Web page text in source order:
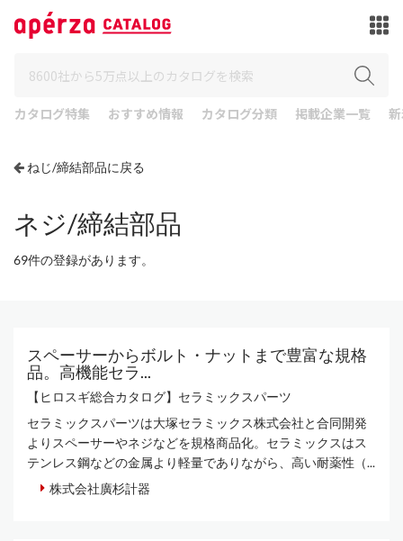
カタログ特集 おすすめ情報 カタログ分類 掲載企業一覧
ねじ/締結部品に戻る
ネジ/締結部品
69件の登録があります。
スペーサーからボルト・ナットまで豊富な規格
品。高機能セラ...
【ヒロスギ総合カタログ】セラミックスパーツ
セラミックスパーツは大塚セラミックス株式会社と合同開発
よりスペーサーやネジなどを規格商品化。セラミックスはス
テンレス鋼などの金属より軽量でありながら、高い耐薬性（...
株式会社廣杉計器